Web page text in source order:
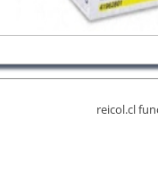
reicol.cl